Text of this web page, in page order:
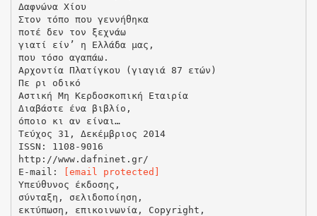
Δαφνώνα Χίου
Στον τόπο που γεννήθηκα
ποτέ δεν τον ξεχνάω
γιατί είν’ η Ελλάδα μας,
που τόσο αγαπάω.
Αρχοντία Πλατίγκου (γιαγιά 87 ετών)
Πε ρι οδικό
Αστική Μη Κερδοσκοπική Εταιρία
Διαβάστε ένα βιβλίο,
όποιο κι αν είναι…
Τεύχος 31, Δεκέμβριος 2014
ISSN: 1108-9016
http://www.dafninet.gr/
E-mail:
[email protected]
Υπεύθυνος έκδοσης,
σύνταξη, σελιδοποίηση,
εκτύπωση, επικοινωνία, Copyright,